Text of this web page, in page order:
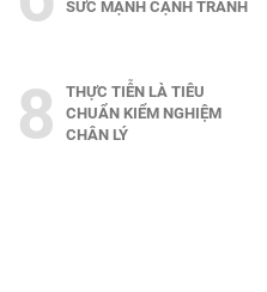
SỨC MẠNH CẠNH TRANH
8
THỰC TIỄN LÀ TIÊU
CHUẨN KIỂM NGHIỆM
CHÂN LÝ